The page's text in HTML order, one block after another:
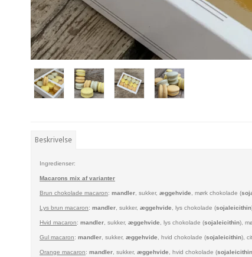
Beskrivelse
Ingredienser:
Macarons mix af varianter
Brun chokolade macaron: mandler , sukker, æggehvide mørk chokolade (
Lys brun macaron: mandler , sukker, æggehvide lys chokolade (sojaleicithin
Hvid macaron: mandler , sukker, æggehvide , lys chokolade (sojaleicithin),
Gul macaron: mandler , sukker, æggehvide , hvid chokolade (sojaleicithin),
Orange macaron: mandler , sukker, æggehvide hvid chokolade (sojaleicithin